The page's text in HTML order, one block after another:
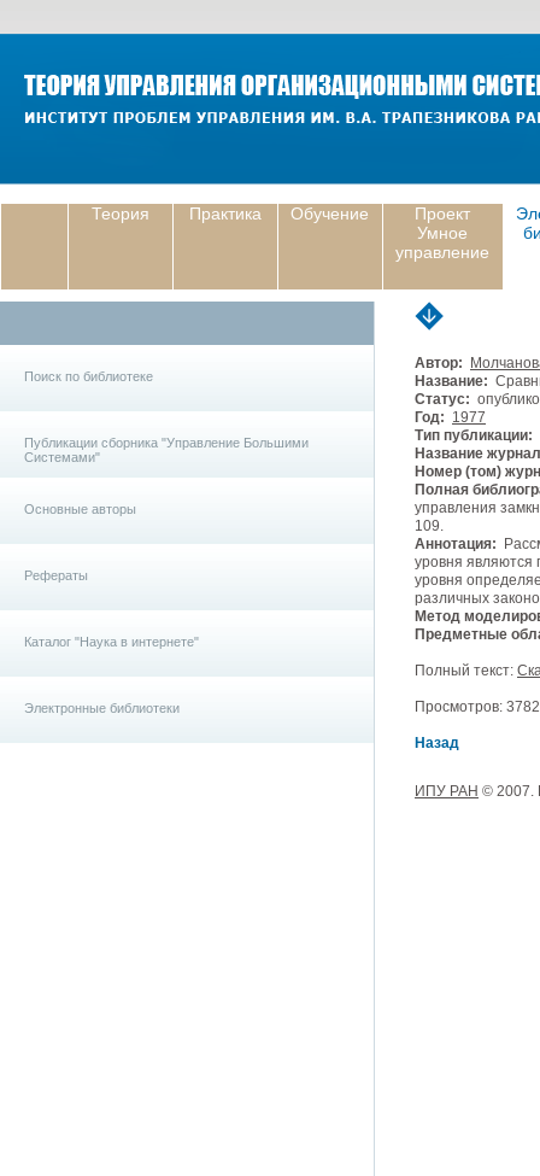
Теория Практика Обучение
Проект
Умное
управление
Поиск по библиотеке
Публикации сборника "Управление Большими
Системами"
Основные авторы
Рефераты
Каталог "Наука в интернете"
Электронные библиотеки
Автор:
Название:
Статус:
Год: 1977
Тип публикации:
Название
Номер (том)
Полная
управления
109.
Аннотация:
уровня являются
уровня
различных
Метод
Предметные
Полный текст:
Просмотров:
Назад
ИПУ РАН © 2007.